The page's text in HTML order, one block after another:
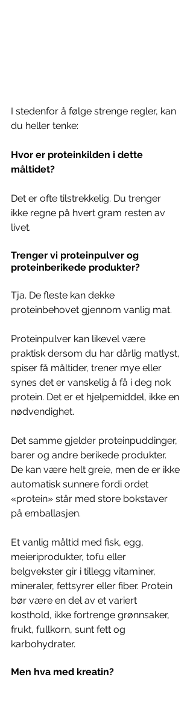
I stedenfor å følge strenge regler, kan
du heller tenke:
Hvor er proteinkilden i dette
måltidet?
Det er ofte tilstrekkelig. Du trenger
ikke regne på hvert gram resten av
livet.
Trenger vi proteinpulver og
proteinberikede produkter?
Tja. De fleste kan dekke
proteinbehovet gjennom vanlig mat.
Proteinpulver kan likevel være
praktisk dersom du har dårlig matlyst,
spiser få måltider, trener mye eller
synes det er vanskelig å få i deg nok
protein. Det er et hjelpemiddel, ikke en
nødvendighet.
Det samme gjelder proteinpuddinger,
barer og andre berikede produkter.
De kan være helt greie, men de er ikke
automatisk sunnere fordi ordet
«protein» står med store bokstaver
på emballasjen.
Et vanlig måltid med fisk, egg,
meieriprodukter, tofu eller
belgvekster gir i tillegg vitaminer,
mineraler, fettsyrer eller fiber. Protein
bør være en del av et variert
kosthold, ikke fortrenge grønnsaker,
frukt, fullkorn, sunt fett og
karbohydrater.
Men hva med kreatin?